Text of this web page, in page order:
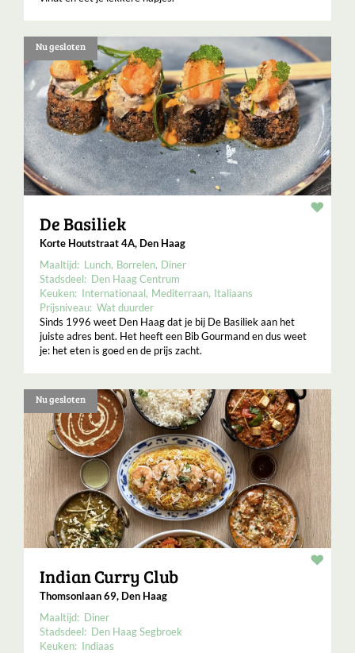
Nu gesloten
De Basiliek
Korte Houtstraat 4A, Den Haag
Maaltijd: Lunch Borrelen Diner
Stadsdeel: Den Haag Centrum
Keuken: Internationaal Mediterraan Italiaans
Prijsniveau: Wat duurder
Sinds 1996 weet Den Haag dat je bij De Basiliek aan het
juiste adres bent. Het heeft een Bib Gourmand en dus weet
je: het eten is goed en de prijs zacht.
Nu gesloten
Indian Curry Club
Thomsonlaan 69, Den Haag
Maaltijd: Diner
Stadsdeel: Den Haag Segbroek
Keuken: Indiaas